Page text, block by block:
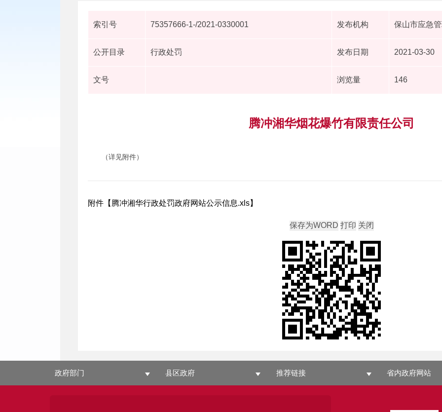
索引号 75357666-1-/2021-0330001 发布机构 保山市应急
公开目录 行政处罚 发布日期 2021-03-30
文号 浏览量 146
腾冲湘华烟花爆竹有限责任公司
（详见附件）
附件【 腾冲湘华行政处罚政府网站公示信息.xls】
政府部门 县区政府 推荐链接 省内政府网站